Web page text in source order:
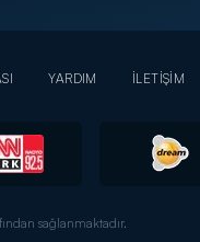
YARDIM İLETİŞİM
sağlanmaktadır.